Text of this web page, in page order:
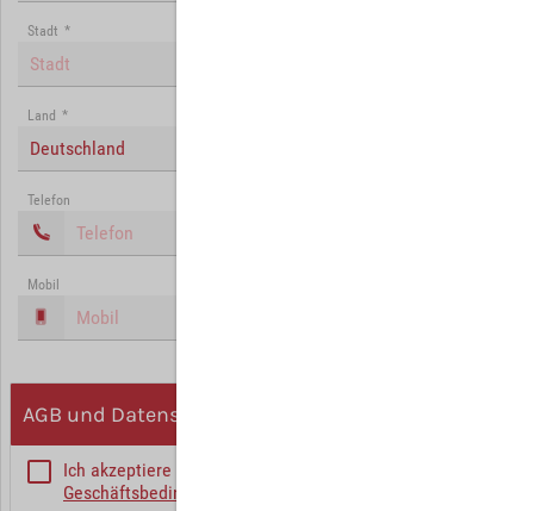
Stadt *
Land *
Deutschland
Telefon
Mobil
AGB und Datenschutz
Ich akzeptiere die
Geschäftsbedingungen